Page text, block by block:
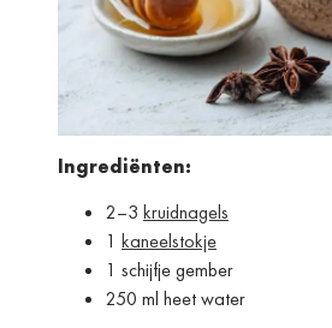
Ingrediënten:
2–3 kruidnagels
1 kaneelstokje
1 schijfje gember
250 ml heet water